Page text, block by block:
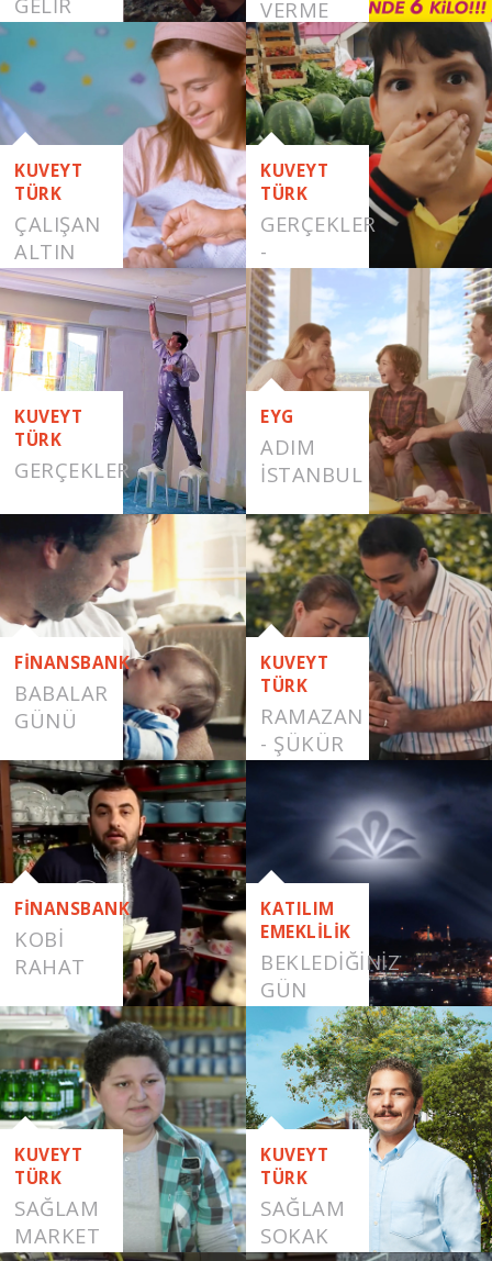
HER
GELİR
VERME
YÖNTEMLERI
KUVEYT
TÜRK
ÇALIŞAN
ALTIN
KUVEYT
TÜRK
GERÇEKLER
-
RAMAZAN
KUVEYT
TÜRK
GERÇEKLER
EYG
ADIM
İSTANBUL
FİNANSBANK
BABALAR
GÜNÜ
KUVEYT
TÜRK
RAMAZAN
- ŞÜKÜR
FİNANSBANK
KOBI
RAHAT
KATILIM
EMEKLİLİK
BEKLEDİĞİNİZ
GÜN
GELDİ
KUVEYT
TÜRK
SAĞLAM
MARKET
KUVEYT
TÜRK
SAĞLAM
SOKAK